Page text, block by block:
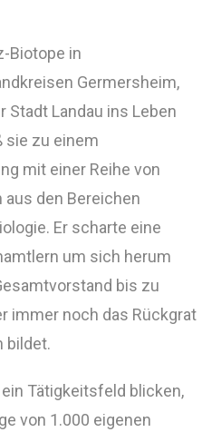
Biotope in
Germersheim,
Stadt Landau ins Leben
sie zu einem
mit einer Reihe von
den Bereichen
Er scharte eine
um sich herum
bis zu
immer noch das Rückgrat
bildet.
Tätigkeitsfeld blicken,
von 1.000 eigenen